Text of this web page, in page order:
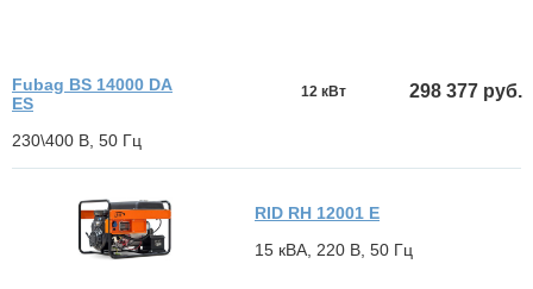
Fubag BS 14000 DA
ES
230\400 В, 50 Гц
298 377 руб.
12 кВт
RID RH 12001 E
15 кВА, 220 В, 50 Гц